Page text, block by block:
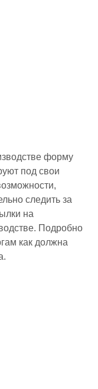
форму
под свои
следить за
на
Подробно
как должна